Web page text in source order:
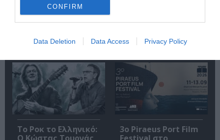
CONFIRM
Data Deletion Data Access Privacy Policy
Άλκηστις, του
Ευριπίδη σε
σκηνοθεσία
στα Αισχύλεια 2026
Ένας προορισμός –
που δεν πρέπει να
χάσετε
Το Ροκ το Ελληνικό:
3o Piraeus Port Film